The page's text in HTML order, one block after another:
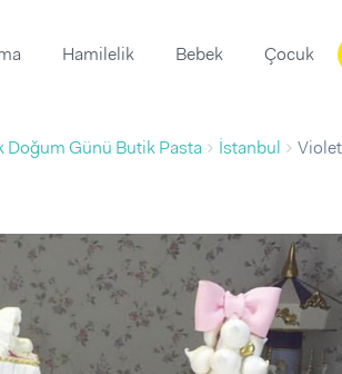
Hamilelik Bebek Çocuk
Doğum Günü Butik Pasta İstanbul